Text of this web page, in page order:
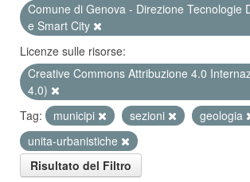
Comune di Genova - Direzione Tecnologie
e Smart City
Licenze sulle risorse:
Creative Commons Attribuzione 4.0
4.0)
Tag:
municipi sezioni
geologia
unita-urbanistiche
Risultato del Filtro